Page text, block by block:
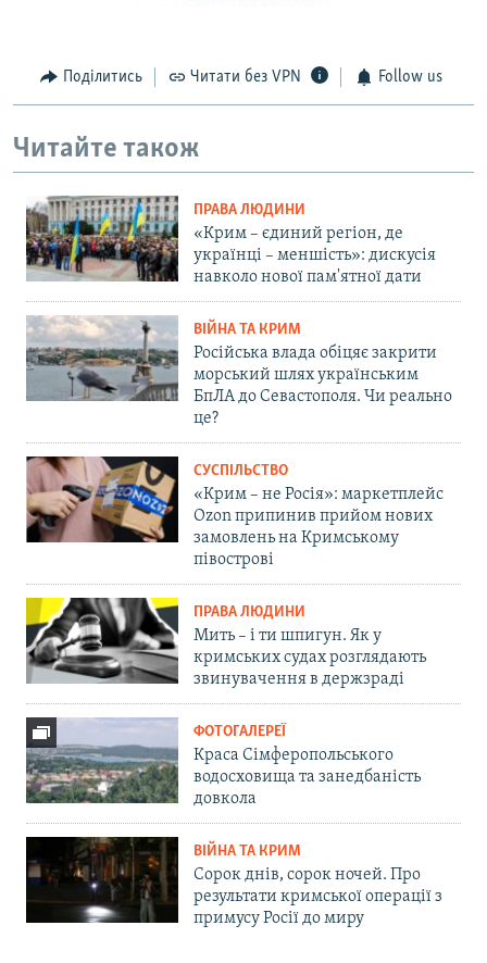
Поділитись Читати без VPN Follow us
Читайте також
ПРАВА ЛЮДИНИ
«Крим – єдиний регіон, де
українці – меншість»: дискусія
навколо нової пам'ятної дати
ВІЙНА ТА КРИМ
Російська влада обіцяє закрити
морський шлях українським
БпЛА до Севастополя. Чи реально
це?
СУСПІЛЬСТВО
«Крим – не Росія»: маркетплейс
Ozon припинив прийом нових
замовлень на Кримському
півострові
ПРАВА ЛЮДИНИ
Мить – і ти шпигун. Як у
кримських судах розглядають
звинувачення в держзраді
ФОТОГАЛЕРЕЇ
Краса Сімферопольського
водосховища та занедбаність
довкола
ВІЙНА ТА КРИМ
Сорок днів, сорок ночей. Про
результати кримської операції з
примусу Росії до миру